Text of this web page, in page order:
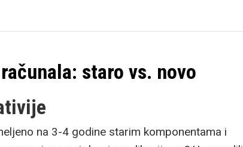
staro vs. novo
na 3-4 godine starim komponentama i